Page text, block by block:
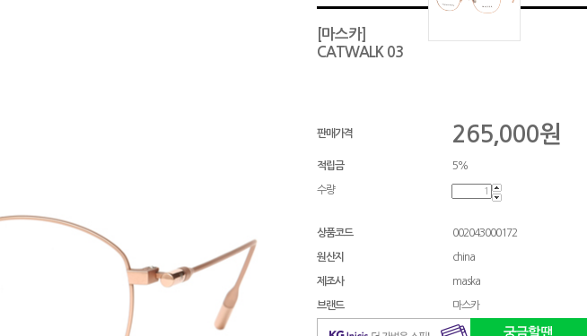
[마스카]
CATWALK 03
판매가격 265,000원
적립금 5%
수량
상품코드 002043000172
원산지 china
제조사 maska
브랜드 마스카